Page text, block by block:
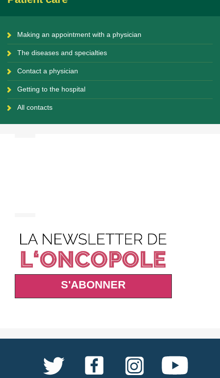
Making an appointment with a physician
The diseases and specialties
Contact a physician
Getting to the hospital
All contacts
S'ABONNER